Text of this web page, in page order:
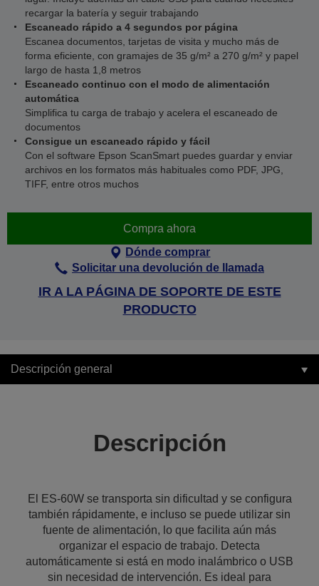
recargar la batería y seguir trabajando
Escaneado rápido a 4 segundos por página
Escanea documentos, tarjetas de visita y mucho más de
forma eficiente, con gramajes de 35 g/m² a 270 g/m² y papel
largo de hasta 1,8 metros
Escaneado continuo con el modo de alimentación
automática
Simplifica tu carga de trabajo y acelera el escaneado de
documentos
Consigue un escaneado rápido y fácil
Con el software Epson ScanSmart puedes guardar y enviar
archivos en los formatos más habituales como PDF, JPG,
TIFF, entre otros muchos
Compra ahora
Dónde comprar
Solicitar una devolución de llamada
IR A LA PÁGINA DE SOPORTE DE ESTE
PRODUCTO
Descripción general
Descripción
El ES-60W se transporta sin dificultad y se configura
también rápidamente, e incluso se puede utilizar sin
fuente de alimentación, lo que facilita aún más
organizar el espacio de trabajo. Detecta
automáticamente si está en modo inalámbrico o USB
sin necesidad de intervención. Es ideal para